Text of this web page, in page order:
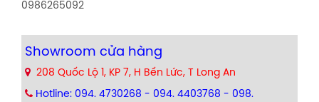
0986265092
Showroom cửa hàng
208 Quốc Lộ 1, KP 7, H Bến Lức, T Long An
Hotline: 094. 4730268 - 094. 4403768 - 098.